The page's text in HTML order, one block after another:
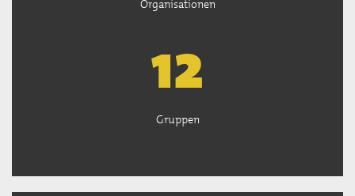
Organisationen
13
Gruppen